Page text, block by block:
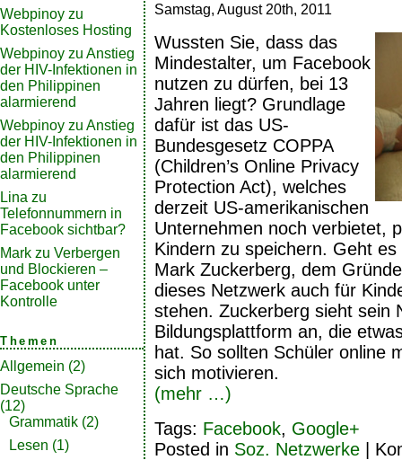
Webpinoy zu
Kostenloses Hosting
Webpinoy zu Anstieg
der HIV-Infektionen in
den Philippinen
alarmierend
Webpinoy zu Anstieg
der HIV-Infektionen in
den Philippinen
alarmierend
Lina zu
Telefonnummern in
Facebook sichtbar?
Mark zu Verbergen
und Blockieren –
Facebook unter
Kontrolle
Themen
Allgemein (2)
Deutsche Sprache
(12)
Grammatik (2)
Lesen (1)
Samstag, August 20th, 2011
Wussten Sie, dass das
Mindestalter, um Facebook
nutzen zu dürfen, bei 13
Jahren liegt? Grundlage
dafür ist das US-
Bundesgesetz COPPA
(Children’s Online Privacy
Protection Act), welches
derzeit US-amerikanischen
Unternehmen noch verbietet,
Kindern zu speichern. Geht
Mark Zuckerberg, dem
dieses Netzwerk auch für
stehen. Zuckerberg sieht sein
Bildungsplattform an, die
hat. So sollten Schüler online
sich motivieren.
(mehr …)
Tags: Facebook, Google+
Posted in Soz. Netzwerke